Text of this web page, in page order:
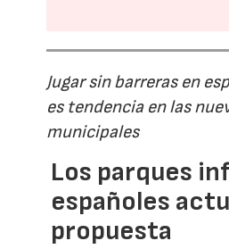
Jugar sin barreras en
es tendencia en las
municipales
Los parques
españoles
propuesta